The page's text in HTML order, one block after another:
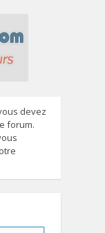
devez
forum.